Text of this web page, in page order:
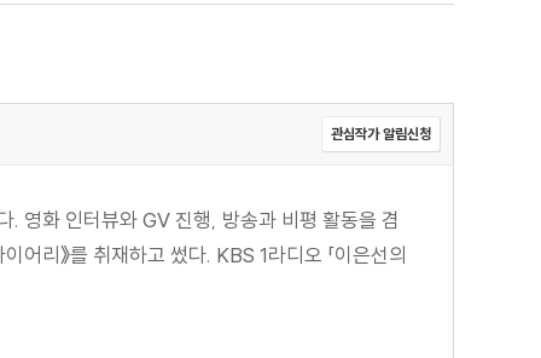
관심작가 알림신청
다. 영화 인터뷰와 GV 진행, 방송과 비평 활동을 겸
어리》를 취재하고 썼다. KBS 1라디오 「이은선의